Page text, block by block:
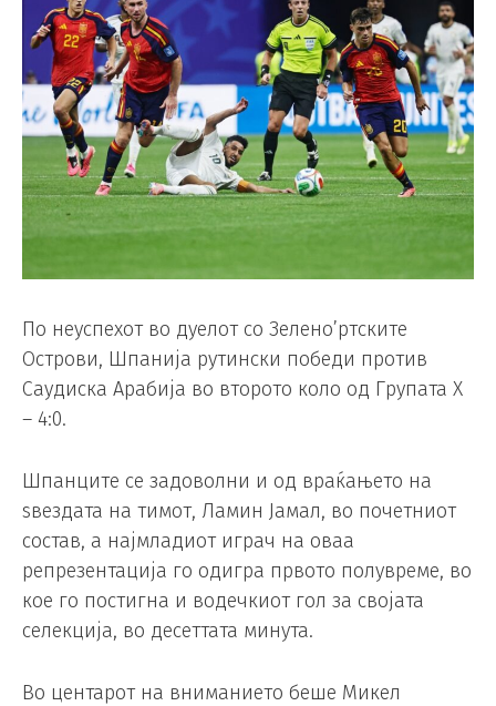
По неуспехот во дуелот со Зелено’ртските
Острови, Шпанија рутински победи против
Саудиска Арабија во второто коло од Групата Х
– 4:0.
Шпанците се задоволни и од враќањето на
ѕвездата на тимот, Ламин Јамал, во почетниот
состав, а најмладиот играч на оваа
репрезентација го одигра првото полувреме, во
кое го постигна и водечкиот гол за својата
селекција, во десеттата минута.
Во центарот на вниманието беше Микел